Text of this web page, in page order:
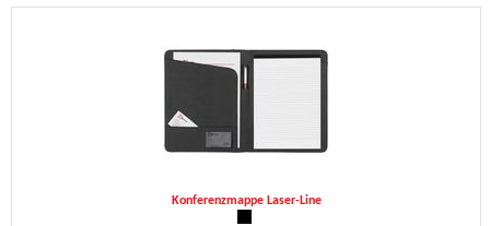
Konferenzmappe Laser-Line